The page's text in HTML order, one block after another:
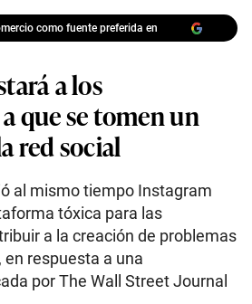
como fuente preferida en
a los
que se tomen un
red social
al mismo tiempo Instagram
tóxica para las
a la creación de problemas
respuesta a una
por The Wall Street Journal